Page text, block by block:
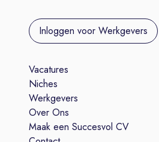
Inloggen voor Werkgevers
Vacatures
Niches
Werkgevers
Over Ons
Maak een Succesvol CV